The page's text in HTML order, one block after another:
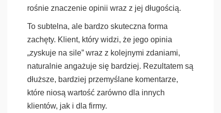
rośnie znaczenie opinii wraz z jej długością.
To subtelna, ale bardzo skuteczna forma
zachęty. Klient, który widzi, że jego opinia
„zyskuje na sile” wraz z kolejnymi zdaniami,
naturalnie angażuje się bardziej. Rezultatem są
dłuższe, bardziej przemyślane komentarze,
które niosą wartość zarówno dla innych
klientów, jak i dla firmy.